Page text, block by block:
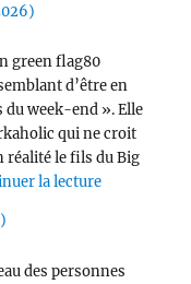
green flag80
d’être en
week-end ». Elle
qui ne croit
réalité le fils du Big
la lecturede « Victory
des personnes